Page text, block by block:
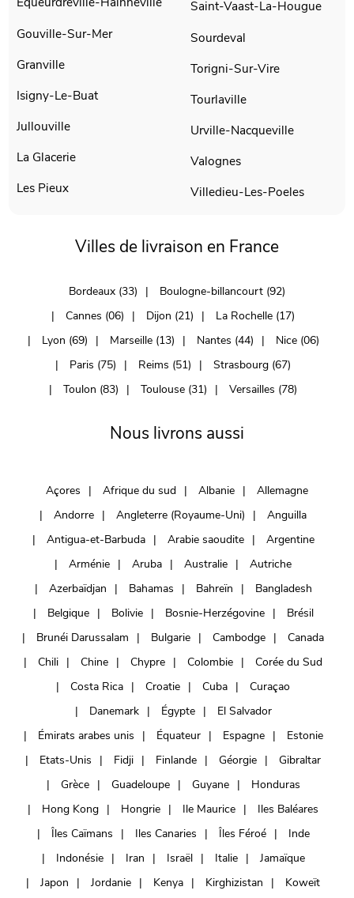
Gouville-Sur-Mer
Granville
Isigny-Le-Buat
Jullouville
La Glacerie
Les Pieux
Saint-Vaast-La-Hougue
Sourdeval
Torigni-Sur-Vire
Tourlaville
Urville-Nacqueville
Valognes
Villedieu-Les-Poeles
Villes de livraison en France
Bordeaux (33)
Boulogne-billancourt (92)
Cannes (06)
Dijon (21)
La Rochelle (17)
Lyon (69)
Marseille (13) Nantes (44)
Nice (06)
Paris (75)
Reims (51)
Strasbourg (67)
Toulon (83)
Toulouse (31) Versailles (78)
Nous livrons aussi
Açores Afrique du sud Albanie
Allemagne
Andorre
Angleterre (Royaume-Uni)
Anguilla
Antigua-et-Barbuda
Arabie saoudite
Argentine
Arménie
Aruba Australie
Autriche
Azerbaïdjan
Bahamas Bahreïn
Bangladesh
Belgique
Bolivie Bosnie-Herzégovine
Brésil
Brunéi Darussalam
Bulgarie Cambodge
Canada
Chili
Chine Chypre Colombie
Corée du Sud
Costa Rica
Croatie Cuba
Curaçao
Danemark
Égypte
El Salvador
Émirats arabes unis
Équateur Espagne
Estonie
Etats-Unis
Fidji Finlande Géorgie
Gibraltar
Grèce
Guadeloupe Guyane
Honduras
Hong Kong
Hongrie Ile Maurice
Iles Baléares
Îles Caïmans
Iles Canaries Îles Féroé
Inde
Indonésie
Iran Israël Italie
Jamaïque
Japon
Jordanie Kenya Kirghizistan
Koweït